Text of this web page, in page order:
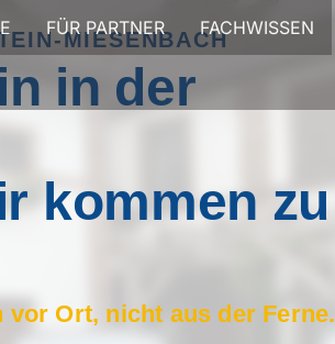
FÜR PARTNER FACHWISSEN
MIESENBACH
in der
kommen zu
Ort, nicht aus der Ferne.